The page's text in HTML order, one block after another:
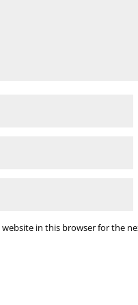
website in this browser for the